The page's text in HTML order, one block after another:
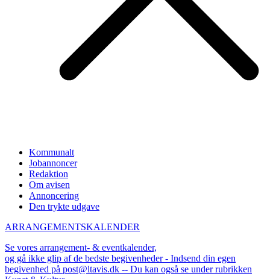
Kommunalt
Jobannoncer
Redaktion
Om avisen
Annoncering
Den trykte udgave
ARRANGEMENTSKALENDER
Se vores arrangement- & eventkalender,
og gå ikke glip af de bedste begivenheder - Indsend din egen
begivenhed på post@ltavis.dk -- Du kan også se under rubrikken